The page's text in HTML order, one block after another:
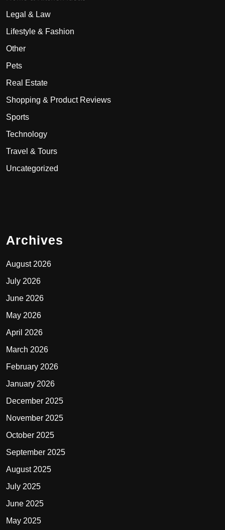
Legal & Law
Lifestyle & Fashion
Other
Pets
Real Estate
Shopping & Product Reviews
Sports
Technology
Travel & Tours
Uncategorized
Archives
August 2026
July 2026
June 2026
May 2026
April 2026
March 2026
February 2026
January 2026
December 2025
November 2025
October 2025
September 2025
August 2025
July 2025
June 2025
May 2025